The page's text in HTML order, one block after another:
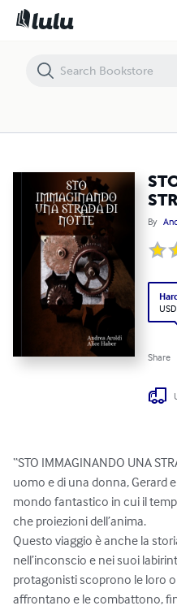
By
Share
“STO IMMAGINANDO UNA
uomo e di una donna, Gerard
mondo fantastico in cui il
che proiezioni dell’anima.
Questo viaggio è anche la
nell’inconscio e nei suoi
protagonisti scoprono le loro
affrontano e le combattono,
STO IMMAGINANDO UNA STRADA